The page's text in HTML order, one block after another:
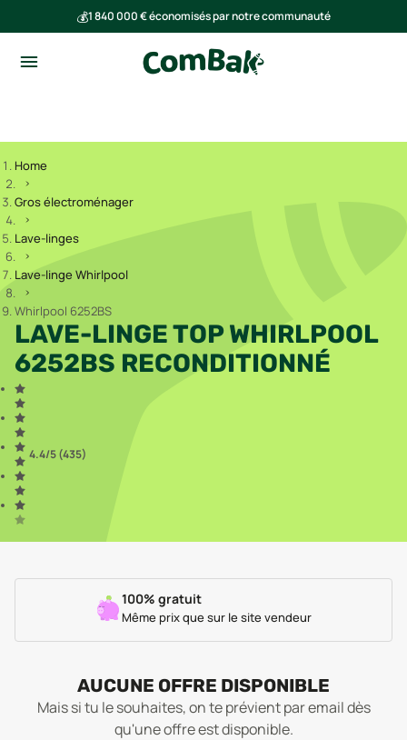
💰1 840 000 € économisés par notre communauté
Home
Gros électroménager
Lave-linges
Lave-linge Whirlpool
Whirlpool 6252BS
LAVE-LINGE TOP WHIRLPOOL
6252BS RECONDITIONNÉ
4.4/5 (435)
100% gratuit
Même prix que sur le site vendeur
AUCUNE OFFRE DISPONIBLE
Mais si tu le souhaites, on te prévient par email dès
qu'une offre est disponible.